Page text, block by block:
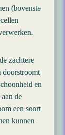
(bovenste
zachtere
doorstroomt
en
de
een soort
kunnen